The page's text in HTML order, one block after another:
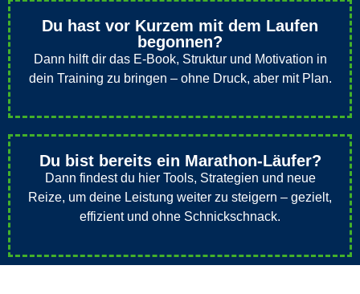
Du hast vor Kurzem mit dem Laufen
begonnen?
Dann hilft dir das E-Book, Struktur und Motivation in
dein Training zu bringen – ohne Druck, aber mit Plan.
Du bist bereits ein Marathon-Läufer?
Dann findest du hier Tools, Strategien und neue
Reize, um deine Leistung weiter zu steigern – gezielt,
effizient und ohne Schnickschnack.